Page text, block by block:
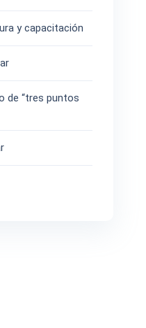
y capacitación
de “tres puntos